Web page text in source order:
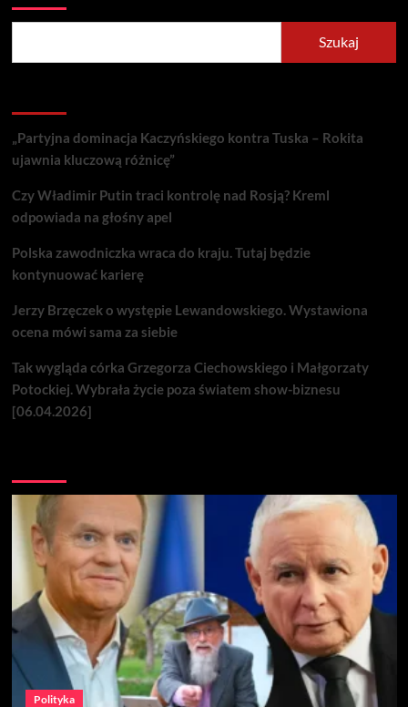
Szukaj
„Partyjna dominacja Kaczyńskiego kontra Tuska – Rokita
ujawnia kluczową różnicę”
Czy Władimir Putin traci kontrolę nad Rosją? Kreml
odpowiada na głośny apel
Polska zawodniczka wraca do kraju. Tutaj będzie
kontynuować karierę
Jerzy Brzęczek o występie Lewandowskiego. Wystawiona
ocena mówi sama za siebie
Tak wygląda córka Grzegorza Ciechowskiego i Małgorzaty
Potockiej. Wybrała życie poza światem show-biznesu
[06.04.2026]
Polityka